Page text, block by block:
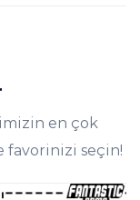
en çok
favorinizi seçin!